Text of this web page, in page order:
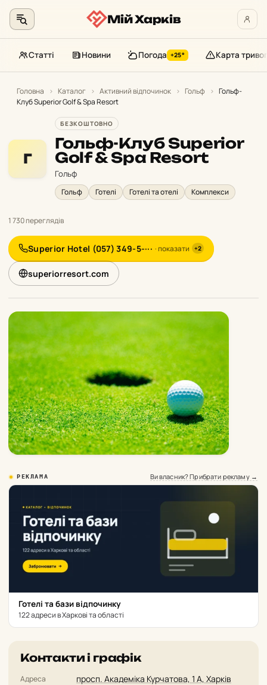
контенту
Мій Харків
Статті Новини Погода +25° Карта тривог
Головна › Каталог › Активний відпочинок › Гольф › Гольф-
Клуб Superior Golf & Spa Resort
Г
БЕЗКОШТОВНО
Гольф-Клуб Superior
Golf & Spa Resort
Гольф
Гольф Готелі Готелі та отелі Комплекси
1 730 переглядів
Superior Hotel (057) 349-5-··· · показати +2
superiorresort.com
РЕКЛАМА Ви власник? Прибрати рекламу →
Готелі та бази відпочинку
122 адреси в Харкові та області
Контакти і графік
Адреса просп. Академіка Курчатова, 1 А, Харків